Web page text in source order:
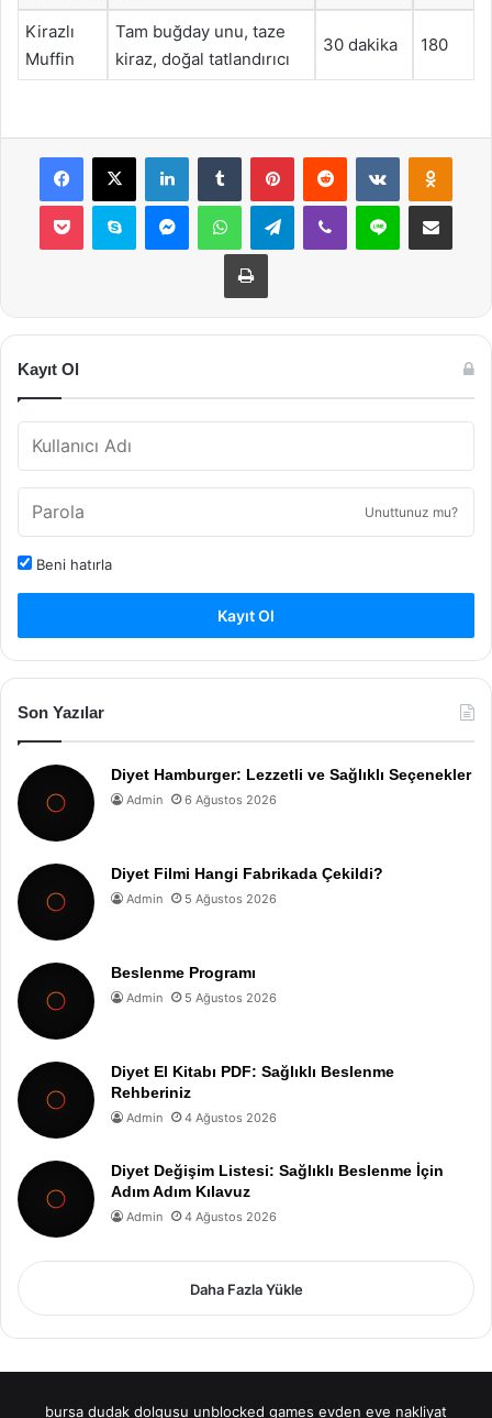
Kirazlı
Muffin
Tam buğday unu, taze
kiraz, doğal tatlandırıcı
30 dakika 180
Facebook
X LinkedInTumblr PinterestReddit VKontakte
Pocket Skype MessengerWhatsAppTelegramViber Line E-Posta ile
Yazdır
Kayıt Ol
Unuttunuz mu?
Beni hatırla
Kayıt Ol
Son Yazılar
Diyet Hamburger: Lezzetli ve Sağlıklı Seçenekler
Admin 6 Ağustos 2026
Diyet Filmi Hangi Fabrikada Çekildi?
Admin 5 Ağustos 2026
Beslenme Programı
Admin 5 Ağustos 2026
Diyet El Kitabı PDF: Sağlıklı Beslenme
Rehberiniz
Admin 4 Ağustos 2026
Diyet Değişim Listesi: Sağlıklı Beslenme İçin
Adım Adım Kılavuz
Admin 4 Ağustos 2026
Daha Fazla Yükle
bursa dudak dolgusu unblocked games evden eve nakliyat